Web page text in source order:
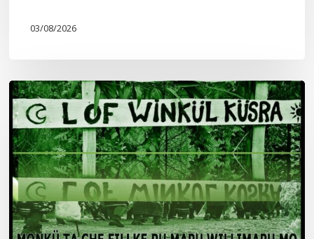
03/08/2026
Lof
Winkül
Küsra
convoca
a
apoyar
audiencia